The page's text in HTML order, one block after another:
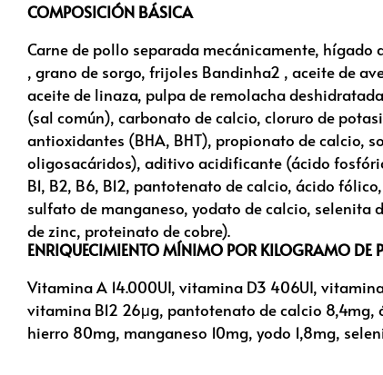
COMPOSICIÓN BÁSICA
Carne de pollo separada mecánicamente,
, grano de sorgo, frijoles Bandinha2 , aceite de
aceite de linaza, pulpa de remolacha
(sal común), carbonato de calcio, cloruro de
antioxidantes (BHA, BHT), propionato de calcio,
oligosacáridos), aditivo acidificante (ácido
B1, B2, B6, B12, pantotenato de calcio, ácido
sulfato de manganeso, yodato de calcio,
de zinc, proteinato de cobre).
ENRIQUECIMIENTO MÍNIMO POR KILOGRAMO DE
Vitamina A 14.000UI, vitamina D3 406UI,
vitamina B12 26μg, pantotenato de calcio 8,4mg,
hierro 80mg, manganeso 10mg, yodo 1,8mg,